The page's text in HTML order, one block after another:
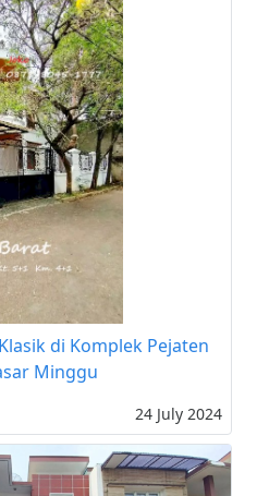
di Komplek Pejaten
Minggu
24 July 2024